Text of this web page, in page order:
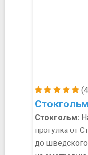
Стокгольм:
прогулка от
до